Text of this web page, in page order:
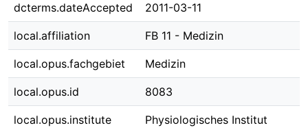
dcterms.dateAccepted 2011-03-11
local.affiliation FB 11 - Medizin
local.opus.fachgebiet Medizin
local.opus.id 8083
local.opus.institute Physiologisches Institut